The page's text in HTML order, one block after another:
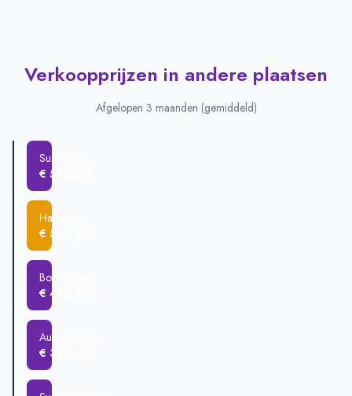
Verkoopprijzen in andere plaatsen
Afgelopen 3 maanden (gemiddeld)
Surhuizum
€ 543.888
Harkema
€ 500.453
Boelenslaan
€ 498.500
Augustinusga
€ 392.611